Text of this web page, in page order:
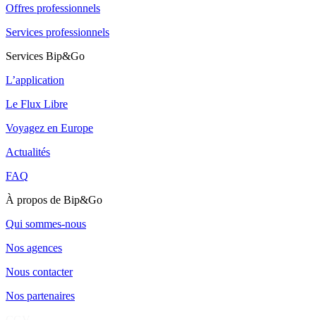
Offres professionnels
Services professionnels
Services Bip&Go
L’application
Le Flux Libre
Voyagez en Europe
Actualités
FAQ
À propos de Bip&Go
Qui sommes-nous
Nos agences
Nous contacter
Nos partenaires